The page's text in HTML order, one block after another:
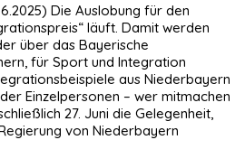
Die Auslobung für den
läuft. Damit werden
über das Bayerische
für Sport und Integration
aus Niederbayern
Einzelpersonen – wer mitmachen
27. Juni die Gelegenheit,
von Niederbayern